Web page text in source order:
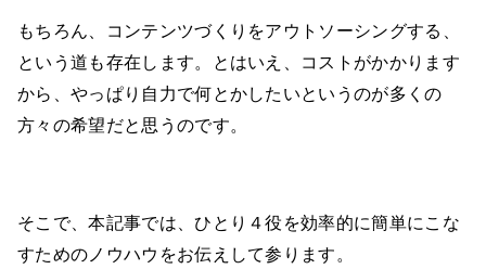
もちろん、コンテンツづくりをアウトソーシングする、
という道も存在します。とはいえ、コストがかかります
から、やっぱり自力で何とかしたいというのが多くの
方々の希望だと思うのです。
そこで、本記事では、ひとり４役を効率的に簡単にこな
すためのノウハウをお伝えして参ります。